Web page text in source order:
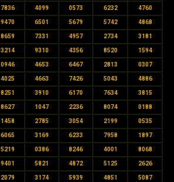
7836 4099 0573 6232 4760
9470 6501 5679 5742 4868
8659 7331 4957 2734 3181
3214 9310 4356 8520 1594
0946 4653 6467 2813 0307
4025 4663 7426 5043 4886
8251 3910 6170 7634 3815
8627 1047 2236 8074 0188
1458 2785 3054 2199 0535
6065 3169 6233 7958 1897
5219 0386 8246 4001 8068
9401 5821 4872 5125 2626
2079 3174 5939 4851 5087